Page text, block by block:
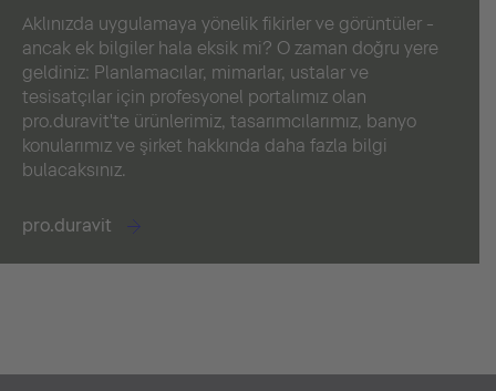
Aklınızda uygulamaya yönelik fikirler ve görüntüler -
ancak ek bilgiler hala eksik mi? O zaman doğru yere
geldiniz: Planlamacılar, mimarlar, ustalar ve
tesisatçılar için profesyonel portalımız olan
pro.duravit'te ürünlerimiz, tasarımcılarımız, banyo
konularımız ve şirket hakkında daha fazla bilgi
bulacaksınız.
pro.duravit